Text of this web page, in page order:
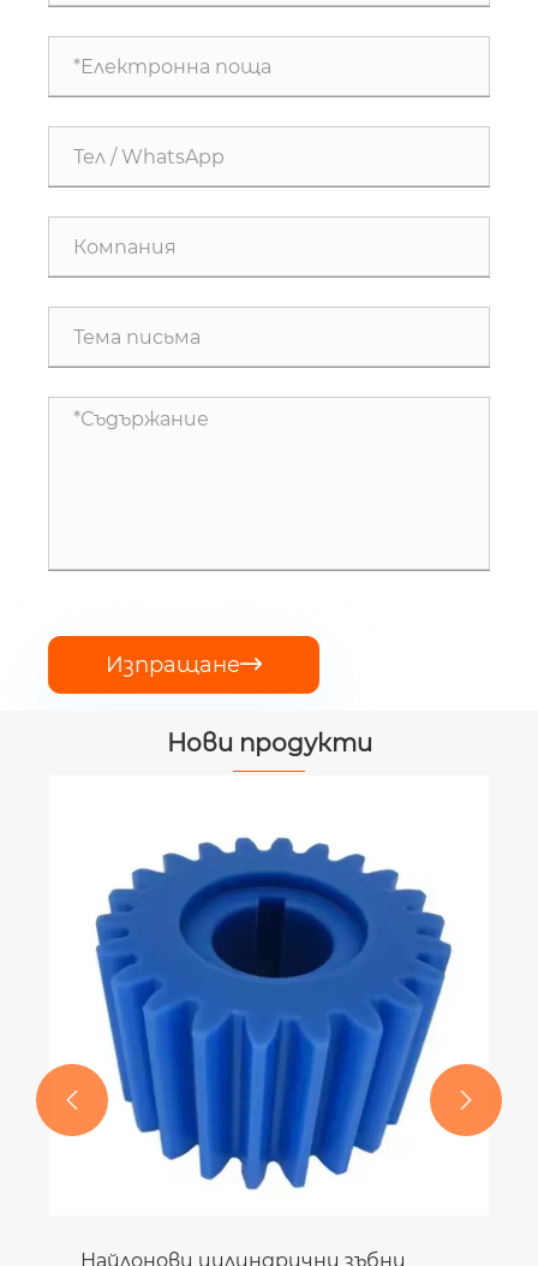
Изпращане
Нови продукти
EP-QJ904/31/019 Кормилен
хидравличен цилиндър
Виж повече >>
 